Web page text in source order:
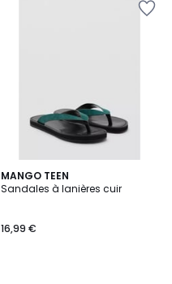
MANGO TEEN
Sandales à lanières cuir
16,99 €